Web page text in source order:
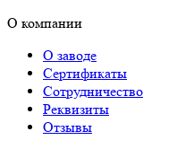
О компании
О заводе
Сертификаты
Сотрудничество
Реквизиты
Отзывы